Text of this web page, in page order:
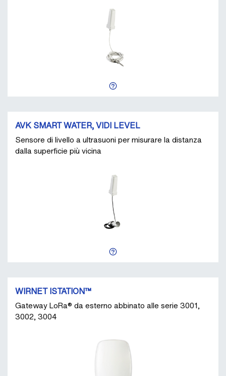
AVK SMART WATER, VIDI LEVEL
Sensore di livello a ultrasuoni per misurare la distanza
dalla superficie più vicina
WIRNET ISTATION™
Gateway LoRa® da esterno abbinato alle serie 3001,
3002, 3004